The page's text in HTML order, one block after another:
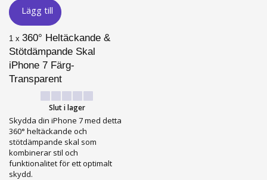
Lägg till
1 x 360° Heltäckande &
Stötdämpande Skal
iPhone 7 Färg-
Transparent
Slut i lager
Skydda din iPhone 7 med detta
360° heltäckande och
stötdämpande skal som
kombinerar stil och
funktionalitet för ett optimalt
skydd.